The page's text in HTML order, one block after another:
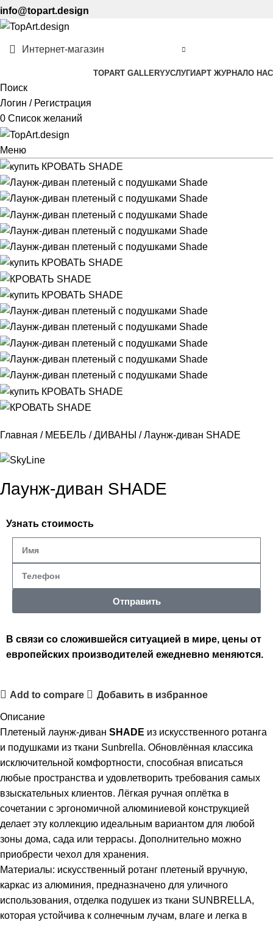
info@topart.design
Интернет-магазин
TOPART GALLERYУСЛУГИАРТ ЖУРНАЛО НАС
Поиск
Логин / Регистрация
0 Список желаний
Меню
Главная МЕБЕЛЬ ДИВАНЫ Лаунж-диван SHADE
Лаунж-диван SHADE
Узнать стоимость
Отправить
В связи со сложившейся ситуацией в мире, цены от
европейских производителей ежедневно меняются.
Add to compare Добавить в избранное
Описание
Плетеный лаунж-диван SHADE из искусственного ротанга
и подушками из ткани Sunbrella. Обновлённая классика
исключительной комфортности, способная вписаться
любые пространства и удовлетворить требования самых
взыскательных клиентов. Лёгкая ручная оплётка в
сочетании с эргономичной алюминиевой конструкцией
делает эту коллекцию идеальным вариантом для любой
зоны дома, сада или террасы. Дополнительно можно
приобрести чехол для хранения.
Материалы: искусственный ротанг плетеный вручную,
каркас из алюминия, предназначено для уличного
использования, отделка подушек из ткани SUNBRELLA,
которая устойчива к солнечным лучам, влаге и легка в